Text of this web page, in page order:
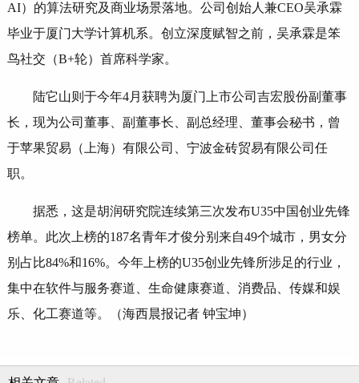
AI）的算法研究及商业场景落地。公司创始人兼CEO吴承霖
毕业于厦门大学计算机系。创立深度赋智之前，吴承霖是笨
鸟社交（B+轮）首席科学家。
陆它山则于今年4月获聘为厦门上市公司吉宏股份副董事
长，现为公司董事、副董事长、副总经理、董事会秘书，曾
于苹果贸易（上海）有限公司、宁波金砖贸易有限公司任
职。
据悉，这是胡润研究院连续第三次发布U35中国创业先锋
榜单。此次上榜的187名青年才俊分别来自49个城市，男女分
别占比84%和16%。今年上榜的U35创业先锋所涉足的行业，
集中在软件与服务赛道、生命健康赛道、消费品、传媒和娱
乐、化工赛道等。（海西晨报记者 钟宝坤）